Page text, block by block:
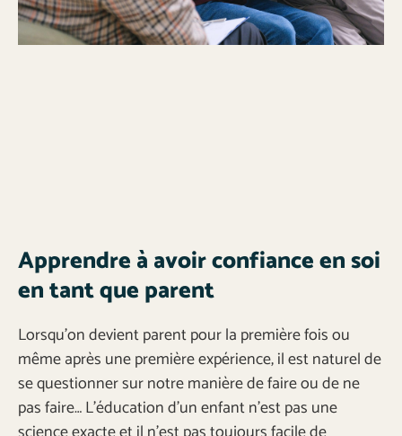
Apprendre à avoir confiance en soi
en tant que parent
Lorsqu’on devient parent pour la première fois ou
même après une première expérience, il est naturel de
se questionner sur notre manière de faire ou de ne
pas faire… L’éducation d’un enfant n’est pas une